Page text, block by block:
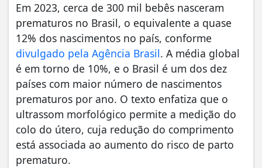
Em 2023, cerca de 300 mil bebês nasceram
prematuros no Brasil, o equivalente a quase
12% dos nascimentos no país, conforme
divulgado pela Agência Brasil. A média global
é em torno de 10%, e o Brasil é um dos dez
países com maior número de nascimentos
prematuros por ano. O texto enfatiza que o
ultrassom morfológico permite a medição do
colo do útero, cuja redução do comprimento
está associada ao aumento do risco de parto
prematuro.